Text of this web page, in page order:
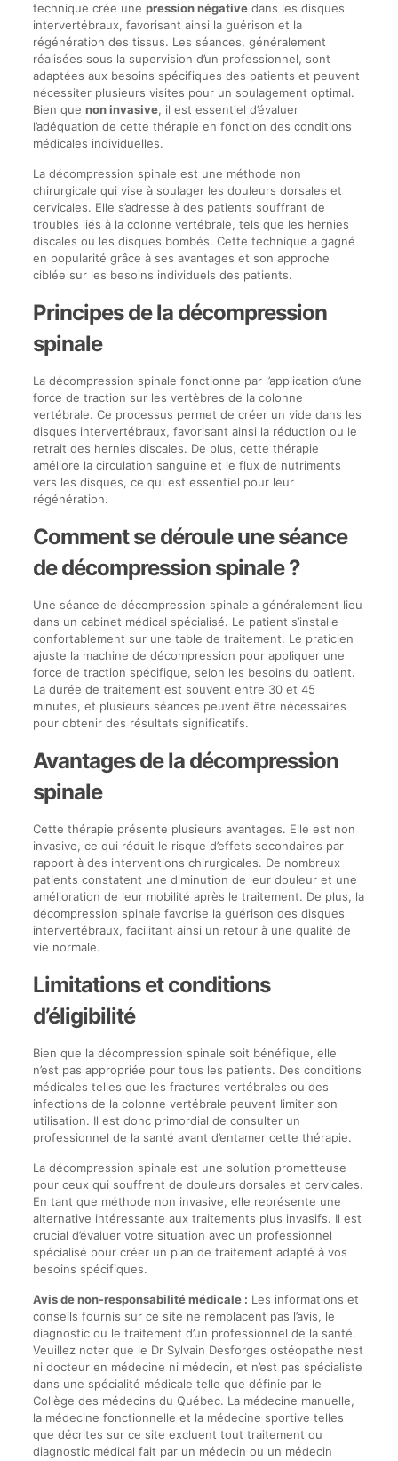
technique crée une pression négativedans les disques
intervertébraux, favorisant ainsi la guérison et la
régénération des tissus. Les séances, généralement
réalisées sous la supervision d’un professionnel, sont
adaptées aux besoins spécifiques des patients et peuvent
nécessiter plusieurs visites pour un soulagement optimal.
Bien que non invasive, il est essentiel d’évaluer
l’adéquation de cette thérapie en fonction des conditions
médicales individuelles.
La décompression spinale est une méthode non
chirurgicale qui vise à soulager les douleurs dorsales et
cervicales. Elle s’adresse à des patients souffrant de
troubles liés à la colonne vertébrale, tels que les hernies
discales ou les disques bombés. Cette technique a gagné
en popularité grâce à ses avantages et son approche
ciblée sur les besoins individuels des patients.
Principes de la décompression
spinale
La décompression spinale fonctionne par l’application d’une
force de traction sur les vertèbres de la colonne
vertébrale. Ce processus permet de créer un vide dans les
disques intervertébraux, favorisant ainsi la réduction ou le
retrait des hernies discales. De plus, cette thérapie
améliore la circulation sanguine et le flux de nutriments
vers les disques, ce qui est essentiel pour leur
régénération.
Comment se déroule une séance
de décompression spinale ?
Une séance de décompression spinale a généralement lieu
dans un cabinet médical spécialisé. Le patient s’installe
confortablement sur une table de traitement. Le praticien
ajuste la machine de décompression pour appliquer une
force de traction spécifique, selon les besoins du patient.
La durée de traitement est souvent entre 30 et 45
minutes, et plusieurs séances peuvent être nécessaires
pour obtenir des résultats significatifs.
Avantages de la décompression
spinale
Cette thérapie présente plusieurs avantages. Elle est non
invasive, ce qui réduit le risque d’effets secondaires par
rapport à des interventions chirurgicales. De nombreux
patients constatent une diminution de leur douleur et une
amélioration de leur mobilité après le traitement. De plus, la
décompression spinale favorise la guérison des disques
intervertébraux, facilitant ainsi un retour à une qualité de
vie normale.
Limitations et conditions
d’éligibilité
Bien que la décompression spinale soit bénéfique, elle
n’est pas appropriée pour tous les patients. Des conditions
médicales telles que les fractures vertébrales ou des
infections de la colonne vertébrale peuvent limiter son
utilisation. Il est donc primordial de consulter un
professionnel de la santé avant d’entamer cette thérapie.
La décompression spinale est une solution prometteuse
pour ceux qui souffrent de douleurs dorsales et cervicales.
En tant que méthode non invasive, elle représente une
alternative intéressante aux traitements plus invasifs. Il est
crucial d’évaluer votre situation avec un professionnel
spécialisé pour créer un plan de traitement adapté à vos
besoins spécifiques.
Avis de non-responsabilité médicale : Les informations et
conseils fournis sur ce site ne remplacent pas l’avis, le
diagnostic ou le traitement d’un professionnel de la santé.
Veuillez noter que le Dr Sylvain Desforges ostéopathe n’est
ni docteur en médecine ni médecin, et n’est pas spécialiste
dans une spécialité médicale telle que définie par le
Collège des médecins du Québec. La médecine manuelle,
la médecine fonctionnelle et la médecine sportive telles
que décrites sur ce site excluent tout traitement ou
diagnostic médical fait par un médecin ou un médecin